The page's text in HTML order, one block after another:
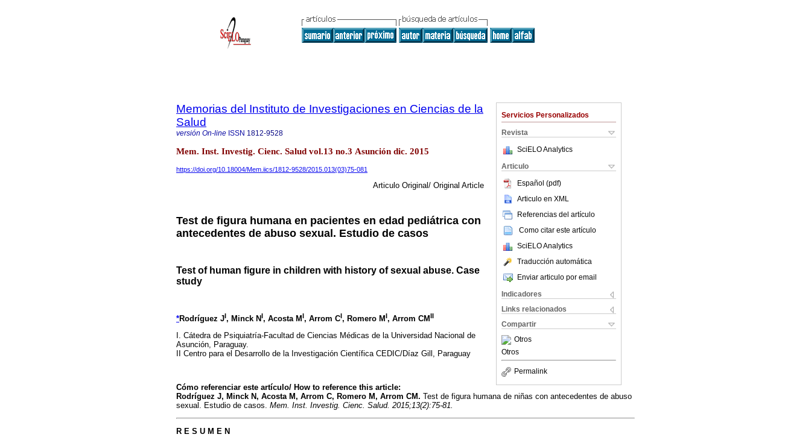
Servicios Personalizados
Revista
SciELO Analytics
Articulo
Español (pdf)
Articulo en XML
Referencias del artículo
Como citar este artículo
SciELO Analytics
Traducción automática
Enviar articulo por email
Indicadores
Links relacionados
Compartir
Otros
Otros
Permalink
Memorias del Instituto de Investigaciones en Ciencias de la
Salud
versión On-line ISSN 1812-9528
Mem. Inst. Investig. Cienc. Salud vol.13 no.3 Asunción dic. 2015
https://doi.org/10.18004/Mem.iics/1812-9528/2015.013(03)75-081
Articulo Original/ Original Article
Test de figura humana en pacientes en edad pediátrica con
antecedentes de abuso sexual. Estudio de casos
Test of human figure in children with history of sexual abuse. Case
study
*Rodríguez JI, Minck NI, Acosta MI, Arrom CI, Romero MI, Arrom CMII
I. Cátedra de Psiquiatría-Facultad de Ciencias Médicas de la Universidad Nacional de
Asunción, Paraguay.
II Centro para el Desarrollo de la Investigación Científica CEDIC/Díaz Gill, Paraguay
Cómo referenciar este artículo/ How to reference this article:
Rodríguez J, Minck N, Acosta M, Arrom C, Romero M, Arrom CM. Test de figura humana de niñas con antecedentes de abuso
sexual. Estudio de casos. Mem. Inst. Investig. Cienc. Salud. 2015;13(2):75-81.
R E S U M E N